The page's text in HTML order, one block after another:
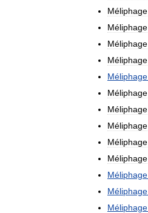
Méliphage
Méliphage
Méliphage
Méliphage
Méliphage
Méliphage
Méliphage
Méliphage
Méliphage
Méliphage
Méliphage
Méliphage
Méliphage